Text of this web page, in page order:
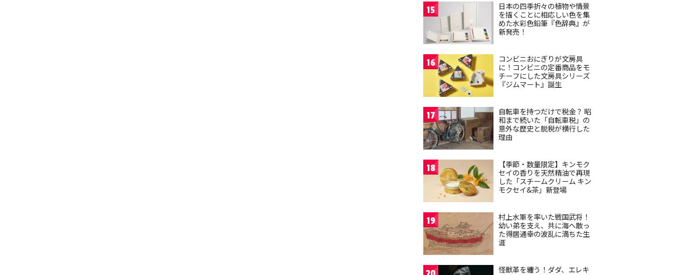
15
日本の四季折々の植物や情景
を描くことに相応しい色を集
めた水彩色鉛筆『色辞典』が
新発売！
16
コンビニおにぎりが文房具
に！コンビニの定番商品をモ
チーフにした文房具シリーズ
『ジムマート』誕生
17
自転車を持つだけで税金？ 昭
和まで続いた「自転車税」の
意外な歴史と脱税が横行した
理由
18
【季節・数量限定】キンモク
セイの香りを天然精油で再現
した「スチームクリーム キン
モクセイ&茶」新登場
19
村上水軍を率いた戦国武将！
幼い弟を支え、共に海へ散っ
た得居通幸の波乱に満ちた生
涯
怪獣革を纏う！ダダ、エレキ